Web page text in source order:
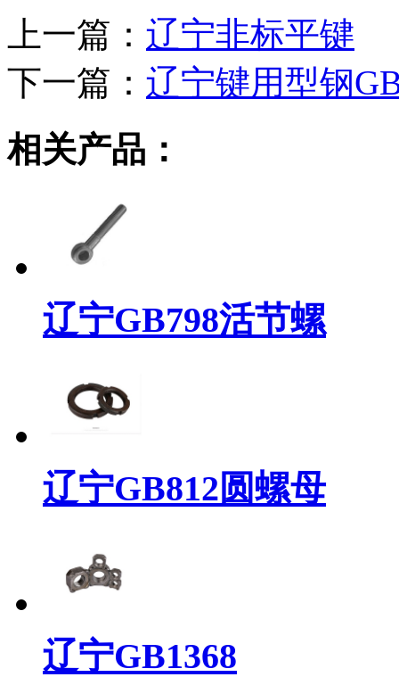
上一篇： 辽宁非标平键
下一篇： 辽宁键用型钢
相关产品：
辽宁GB798活节螺
辽宁GB812圆螺母
辽宁GB1368